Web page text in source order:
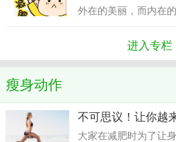
外在的美丽，而内在的
进入专栏
瘦身动作
不可思议！让你越
大家在减肥时为了让